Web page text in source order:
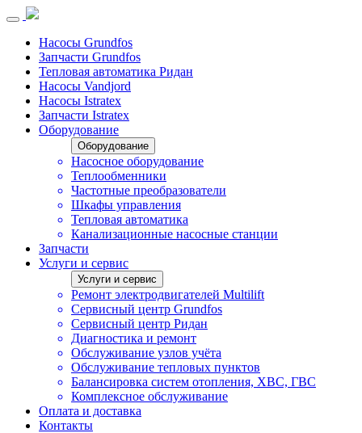
Насосы Grundfos
Запчасти Grundfos
Тепловая автоматика Ридан
Насосы Vandjord
Насосы Istratex
Запчасти Istratex
Оборудование
Оборудование
Насосное оборудование
Теплообменники
Частотные преобразователи
Шкафы управления
Тепловая автоматика
Канализационные насосные станции
Запчасти
Услуги и сервис
Услуги и сервис
Ремонт электродвигателей Multilift
Сервисный центр Grundfos
Сервисный центр Ридан
Диагностика и ремонт
Обслуживание узлов учёта
Обслуживание тепловых пунктов
Балансировка систем отопления, ХВС, ГВС
Комплексное обслуживание
Оплата и доставка
Контакты